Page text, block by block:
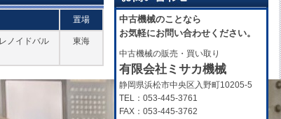
置場
ノイドバル
東海
中古機械のことなら
お気軽にお問い合わせください。
中古機械の販売・買い取り
有限会社ミサカ機械
静岡県浜松市中央区入野町10205-5
TEL：053-445-3761
FAX：053-445-3762